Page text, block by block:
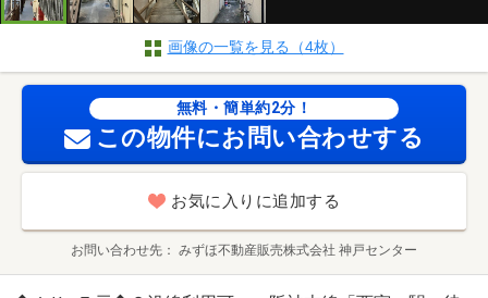
画像の一覧を見る（4枚）
無料・簡単約2分！
この物件にお問い合わせする
お気に入りに追加する
お問い合わせ先 みずほ不動産販売株式会社 神戸センター